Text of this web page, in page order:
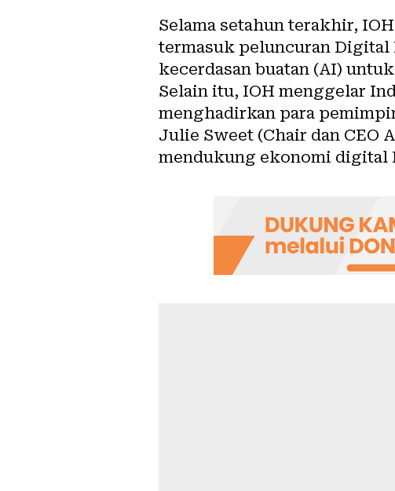
Selama setahun terakhir,
termasuk peluncuran Digital
kecerdasan buatan (AI)
Selain itu, IOH menggelar
menghadirkan para
Julie Sweet (Chair dan CEO
mendukung ekonomi digital